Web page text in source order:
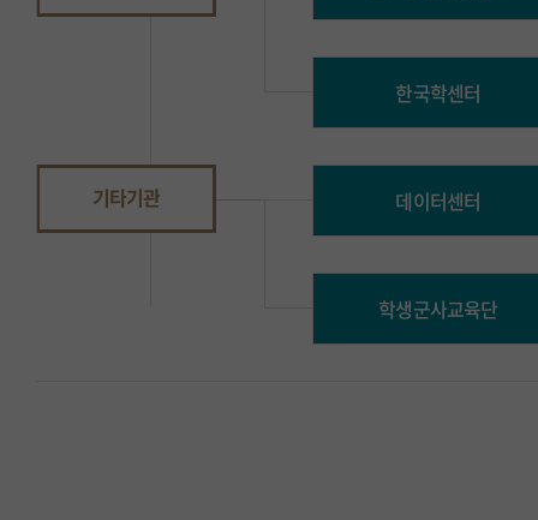
한국학센터
기타기관 데이터센터
학생군사교육단